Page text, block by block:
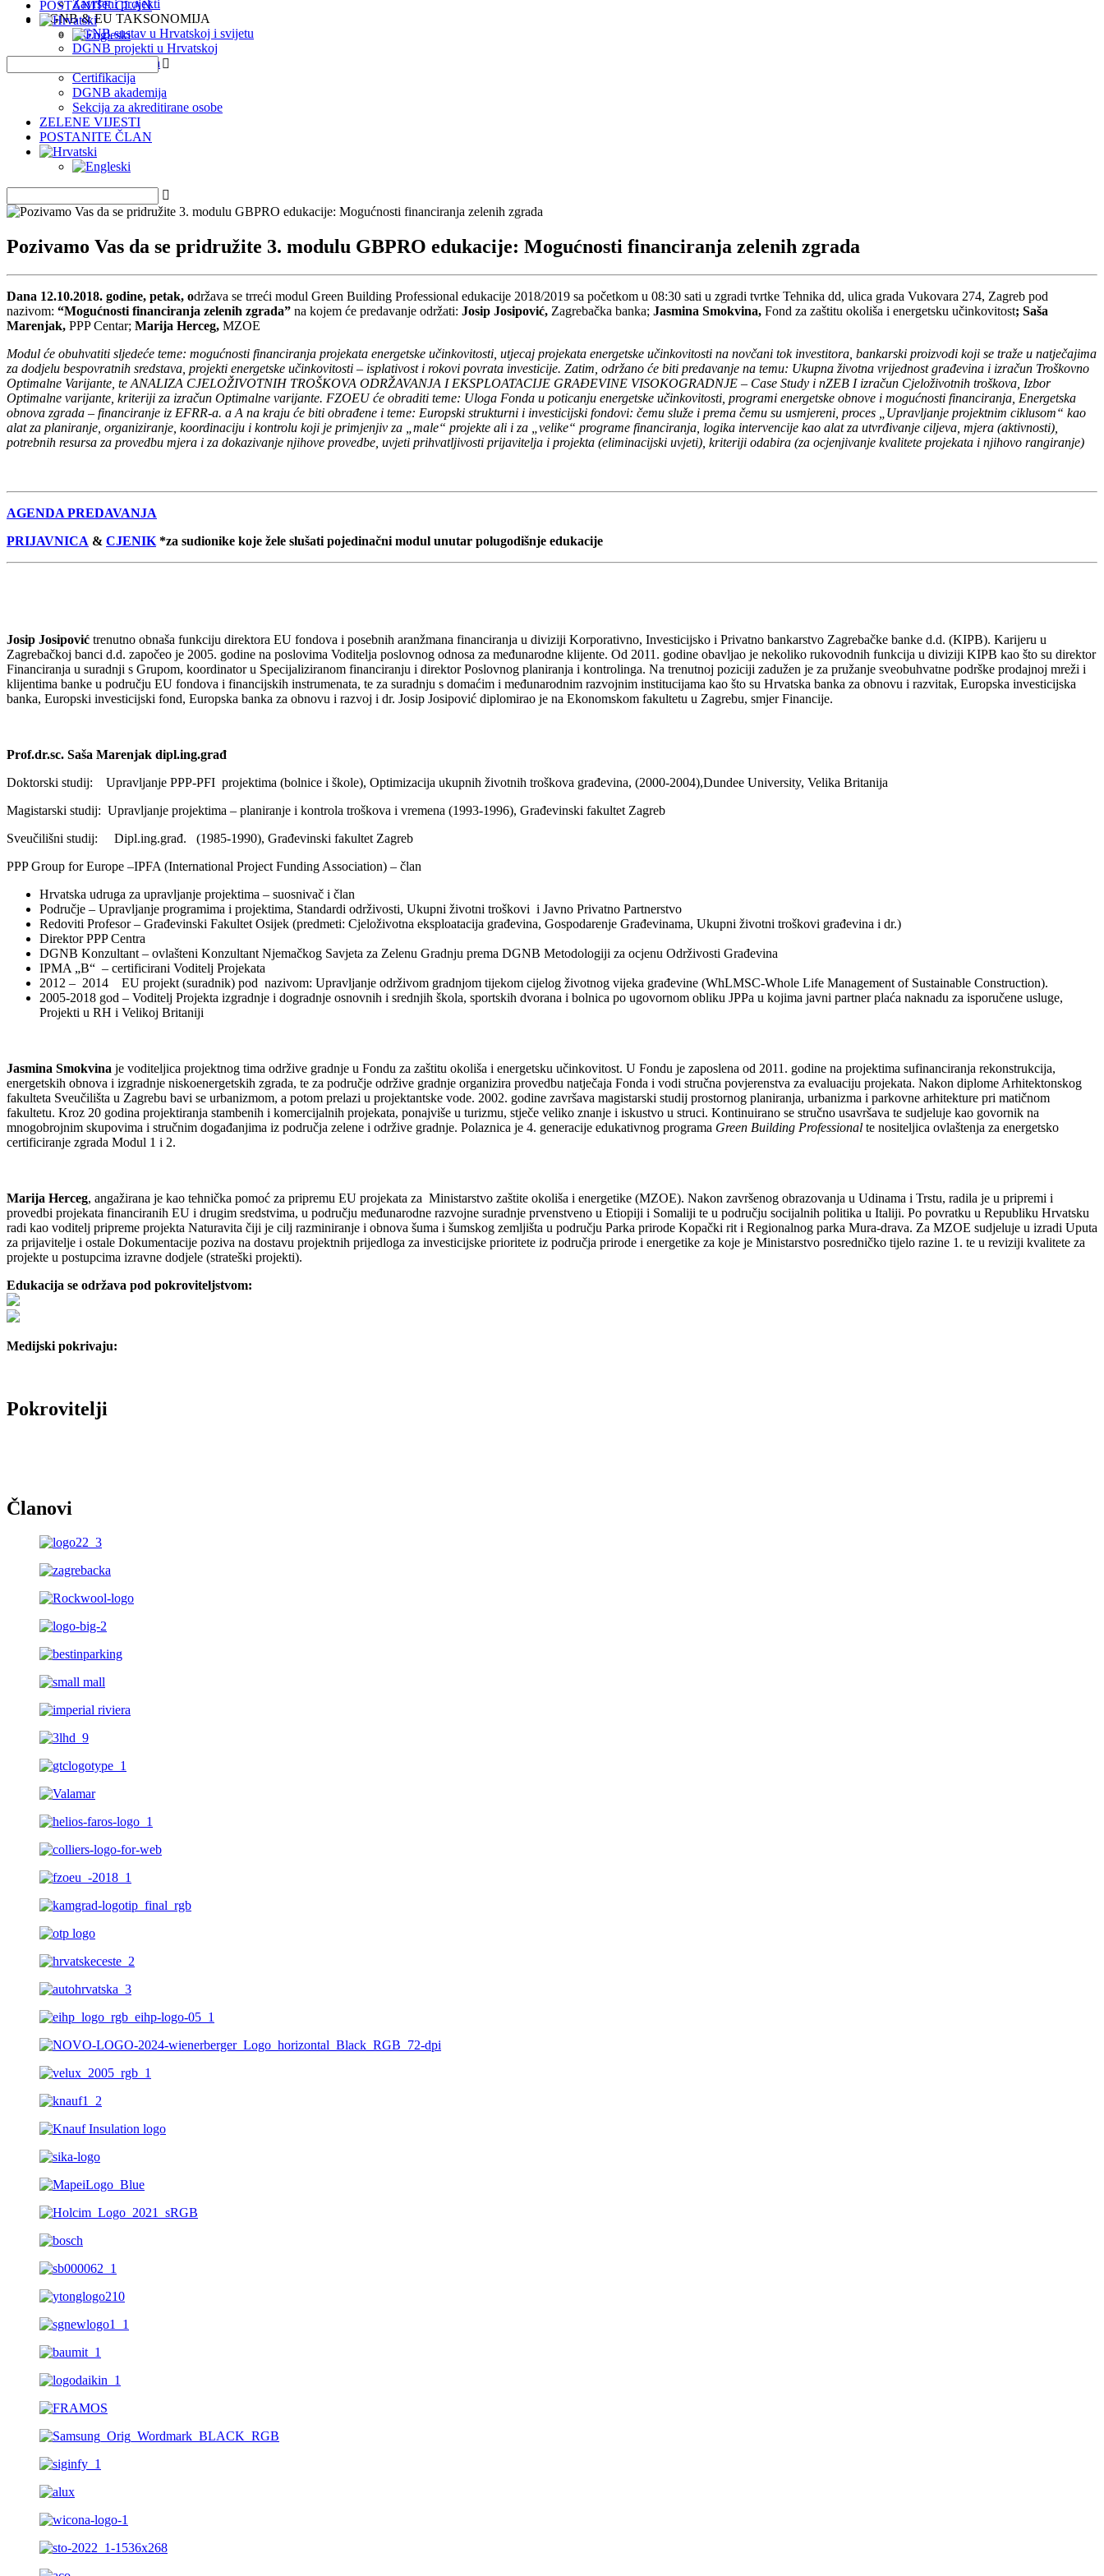
Završeni projekti
DGNB & EU TAKSONOMIJA
DGNB sustav u Hrvatskoj i svijetu
DGNB projekti u Hrvatskoj
EU Taksonomija
Certifikacija
DGNB akademija
Sekcija za akreditirane osobe
ZELENE VIJESTI
POSTANITE ČLAN
POSTANITE ČLAN
Pozivamo Vas da se pridružite 3. modulu GBPRO edukacije: Mogućnosti financiranja zelenih zgrada
Dana 12.10.2018. godine, petak, održava se trreći modul Green Building Professional edukacije 2018/2019 sa početkom u 08:30 sati u zgradi tvrtke Tehnika dd, ulica grada Vukovara 274, Zagreb pod
nazivom: “Mogućnosti financiranja zelenih zgrada” na kojem će predavanje održati: Josip Josipović, Zagrebačka banka; Jasmina Smokvina, Fond za zaštitu okoliša i energetsku učinkovitost; Saša
Marenjak, PPP Centar; Marija Herceg, MZOE
Modul će obuhvatiti sljedeće teme: mogućnosti financiranja projekata energetske učinkovitosti, utjecaj projekata energetske učinkovitosti na novčani tok investitora, bankarski proizvodi koji se traže u natječajima
za dodjelu bespovratnih sredstava, projekti energetske učinkovitosti – isplativost i rokovi povrata investicije. Zatim, održano će biti predavanje na temu: Ukupna životna vrijednost građevina i izračun Troškovno
Optimalne Varijante, te ANALIZA CJELOŽIVOTNIH TROŠKOVA ODRŽAVANJA I EKSPLOATACIJE GRAĐEVINE VISOKOGRADNJE – Case Study i nZEB I izračun Cjeloživotnih troškova, Izbor
Optimalne varijante, kriteriji za izračun Optimalne varijante. FZOEU će obraditi teme: Uloga Fonda u poticanju energetske učinkovitosti, programi energetske obnove i mogućnosti financiranja, Energetska
obnova zgrada – financiranje iz EFRR-a. a A na kraju će biti obrađene i teme: Europski strukturni i investicijski fondovi: čemu služe i prema čemu su usmjereni, proces „Upravljanje projektnim ciklusom“ kao
alat za planiranje, organiziranje, koordinaciju i kontrolu koji je primjenjiv za „male“ projekte ali i za „velike“ programe financiranja, logika intervencije kao alat za utvrđivanje ciljeva, mjera (aktivnosti),
potrebnih resursa za provedbu mjera i za dokazivanje njihove provedbe, uvjeti prihvatljivosti prijavitelja i projekta (eliminacijski uvjeti), kriteriji odabira (za ocjenjivanje kvalitete projekata i njihovo rangiranje)
AGENDA PREDAVANJA
PRIJAVNICA & CJENIK *za sudionike koje žele slušati pojedinačni modul unutar polugodišnje edukacije
Josip Josipović trenutno obnaša funkciju direktora EU fondova i posebnih aranžmana financiranja u diviziji Korporativno, Investicijsko i Privatno bankarstvo Zagrebačke banke d.d. (KIPB). Karijeru u
Zagrebačkoj banci d.d. započeo je 2005. godine na poslovima Voditelja poslovnog odnosa za međunarodne klijente. Od 2011. godine obavljao je nekoliko rukovodnih funkcija u diviziji KIPB kao što su direktor
Financiranja u suradnji s Grupom, koordinator u Specijaliziranom financiranju i direktor Poslovnog planiranja i kontrolinga. Na trenutnoj poziciji zadužen je za pružanje sveobuhvatne podrške prodajnoj mreži i
klijentima banke u području EU fondova i financijskih instrumenata, te za suradnju s domaćim i međunarodnim razvojnim institucijama kao što su Hrvatska banka za obnovu i razvitak, Europska investicijska
banka, Europski investicijski fond, Europska banka za obnovu i razvoj i dr. Josip Josipović diplomirao je na Ekonomskom fakultetu u Zagrebu, smjer Financije.
Prof.dr.sc. Saša Marenjak dipl.ing.građ
Doktorski studij: Upravljanje PPP-PFI projektima (bolnice i škole), Optimizacija ukupnih životnih troškova građevina, (2000-2004),Dundee University, Velika Britanija
Magistarski studij: Upravljanje projektima – planiranje i kontrola troškova i vremena (1993-1996), Građevinski fakultet Zagreb
Sveučilišni studij: Dipl.ing.građ. (1985-1990), Građevinski fakultet Zagreb
PPP Group for Europe –IPFA (International Project Funding Association) – član
Hrvatska udruga za upravljanje projektima – suosnivač i član
Područje – Upravljanje programima i projektima, Standardi održivosti, Ukupni životni troškovi i Javno Privatno Partnerstvo
Redoviti Profesor – Građevinski Fakultet Osijek (predmeti: Cjeloživotna eksploatacija građevina, Gospodarenje Građevinama, Ukupni životni troškovi građevina i dr.)
Direktor PPP Centra
DGNB Konzultant – ovlašteni Konzultant Njemačkog Savjeta za Zelenu Gradnju prema DGNB Metodologiji za ocjenu Održivosti Građevina
IPMA „B“ – certificirani Voditelj Projekata
2012 – 2014 EU projekt (suradnik) pod nazivom: Upravljanje održivom gradnjom tijekom cijelog životnog vijeka građevine (WhLMSC-Whole Life Management of Sustainable Construction).
2005-2018 god – Voditelj Projekta izgradnje i dogradnje osnovnih i srednjih škola, sportskih dvorana i bolnica po ugovornom obliku JPPa u kojima javni partner plaća naknadu za isporučene usluge,
Projekti u RH i Velikoj Britaniji
Jasmina Smokvina je voditeljica projektnog tima održive gradnje u Fondu za zaštitu okoliša i energetsku učinkovitost. U Fondu je zaposlena od 2011. godine na projektima sufinanciranja rekonstrukcija,
energetskih obnova i izgradnje niskoenergetskih zgrada, te za područje održive gradnje organizira provedbu natječaja Fonda i vodi stručna povjerenstva za evaluaciju projekata. Nakon diplome Arhitektonskog
fakulteta Sveučilišta u Zagrebu bavi se urbanizmom, a potom prelazi u projektantske vode. 2002. godine završava magistarski studij prostornog planiranja, urbanizma i parkovne arhitekture pri matičnom
fakultetu. Kroz 20 godina projektiranja stambenih i komercijalnih projekata, ponajviše u turizmu, stječe veliko znanje i iskustvo u struci. Kontinuirano se stručno usavršava te sudjeluje kao govornik na
mnogobrojnim skupovima i stručnim događanjima iz područja zelene i održive gradnje. Polaznica je 4. generacije edukativnog programa Green Building Professional te nositeljica ovlaštenja za energetsko
certificiranje zgrada Modul 1 i 2.
Marija Herceg, angažirana je kao tehnička pomoć za pripremu EU projekata za Ministarstvo zaštite okoliša i energetike (MZOE). Nakon završenog obrazovanja u Udinama i Trstu, radila je u pripremi i
provedbi projekata financiranih EU i drugim sredstvima, u području međunarodne razvojne suradnje prvenstveno u Etiopiji i Somaliji te u području socijalnih politika u Italiji. Po povratku u Republiku Hrvatsku
radi kao voditelj pripreme projekta Naturavita čiji je cilj razminiranje i obnova šuma i šumskog zemljišta u području Parka prirode Kopački rit i Regionalnog parka Mura-drava. Za MZOE sudjeluje u izradi Uputa
za prijavitelje i ostale Dokumentacije poziva na dostavu projektnih prijedloga za investicijske prioritete iz područja prirode i energetike za koje je Ministarstvo posredničko tijelo razine 1. te u reviziji kvalitete za
projekte u postupcima izravne dodjele (strateški projekti).
Edukacija se održava pod pokroviteljstvom:
Medijski pokrivaju:
Pokrovitelji
Članovi